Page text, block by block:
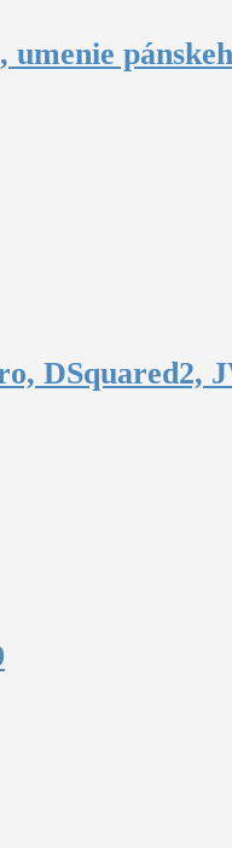
DSquared2,